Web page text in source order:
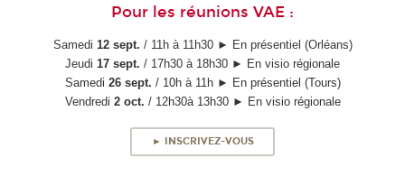
Pour les réunions VAE :
Samedi 12 sept. / 11h à 11h30 ► En présentiel (Orléans)
Jeudi 17 sept. / 17h30 à 18h30 ► En visio régionale
Samedi 26 sept. / 10h à 11h ► En présentiel (Tours)
Vendredi 2 oct. / 12h30à 13h30 ► En visio régionale
► INSCRIVEZ-VOUS